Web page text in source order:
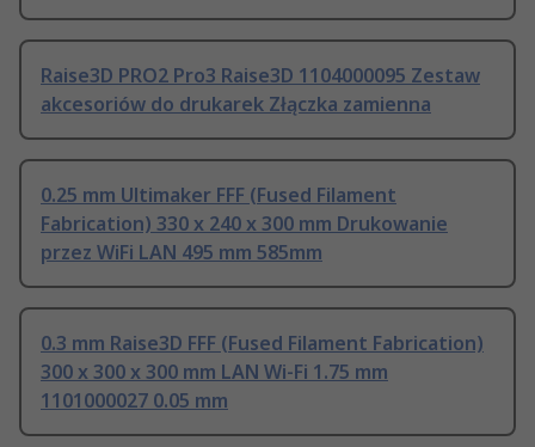
Raise3D PRO2 Pro3 Raise3D 1104000095 Zestaw
akcesoriów do drukarek Złączka zamienna
0.25 mm Ultimaker FFF (Fused Filament
Fabrication) 330 x 240 x 300 mm Drukowanie
przez WiFi LAN 495 mm 585mm
0.3 mm Raise3D FFF (Fused Filament Fabrication)
300 x 300 x 300 mm LAN Wi-Fi 1.75 mm
1101000027 0.05 mm